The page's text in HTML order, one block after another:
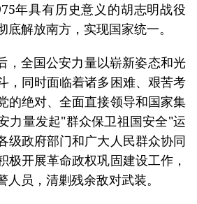
年具有历史意义的胡志明战役
解放南方，实现国家统一。
，全国公安力量以崭新姿态和光
，同时面临着诸多困难、艰苦考
的绝对、全面直接领导和国家集
力量发起"群众保卫祖国安全"运
级政府部门和广大人民群众协同
极开展革命政权巩固建设工作，
员，清剿残余敌对武装。